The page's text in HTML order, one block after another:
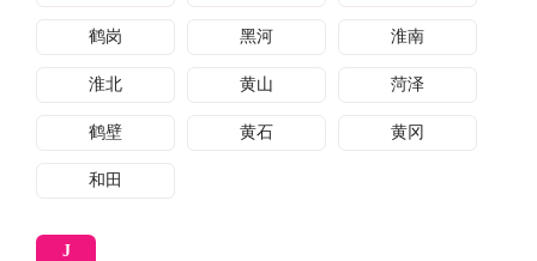
鹤岗 黑河 淮南
淮北 黄山 菏泽
鹤壁 黄石 黄冈
和田
J